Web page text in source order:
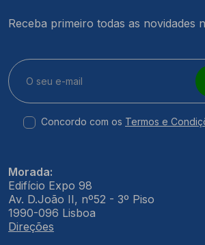
Receba primeiro todas as novidades
Concordo com os Termos e
Morada:
Edifício Expo 98
Av. D.João II, nº52 - 3º Piso
1990-096 Lisboa
Direções